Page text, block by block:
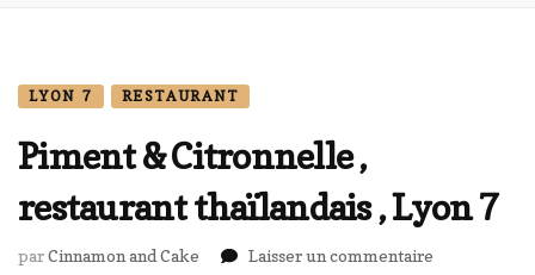
LYON 7 RESTAURANT
Piment & Citronnelle ,
restaurant thaïlandais , Lyon 7
parCinnamon and Cake Laisser un commentaire